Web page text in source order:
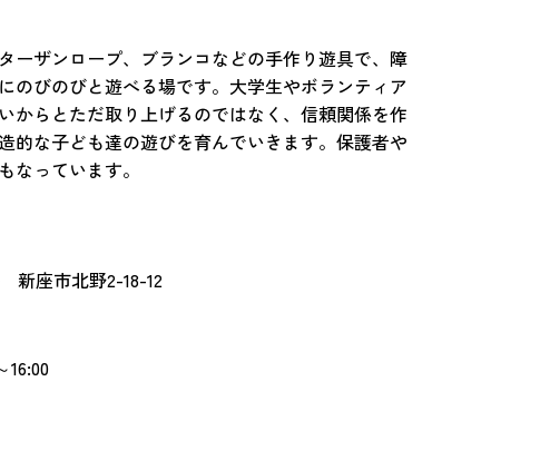
ーザンロープ、ブランコなどの手作り遊具で、障
のびのびと遊べる場です。大学生やボランティア
からとただ取り上げるのではなく、信頼関係を作
的な子ども達の遊びを育んでいきます。保護者や
なっています。
新座市北野2-18-12
16:00